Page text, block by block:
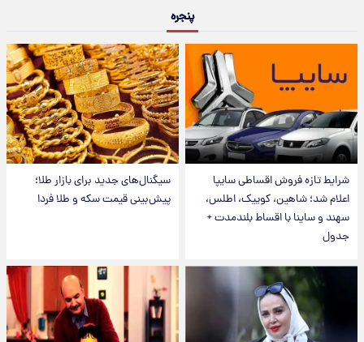
پنجره
شرایط تازه فروش اقساطی سایپا
اعلام شد؛ شاهین، کوییک، اطلس،
سهند و ساینا با اقساط بلندمدت +
جدول
سیگنال‌های جدید برای بازار طلا؛
پیش‌بینی قیمت سکه و طلا فردا